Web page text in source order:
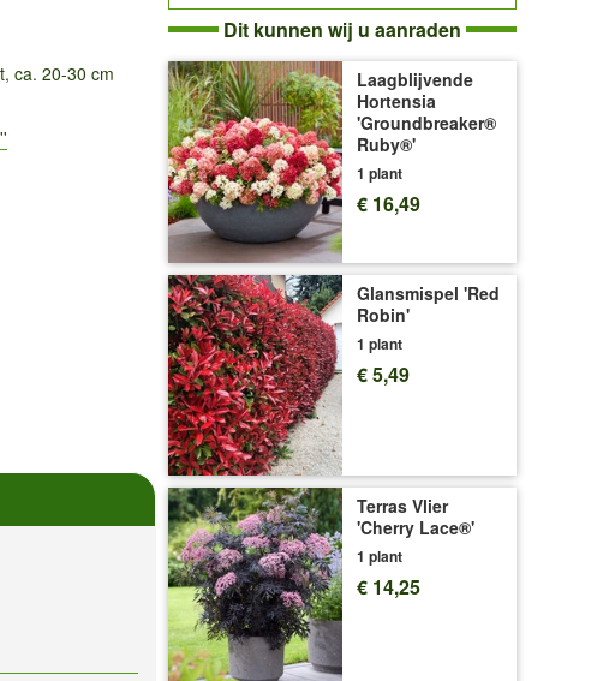
ca. 20-30 cm
Dit kunnen wij u aanraden
Laagblijvende
Hortensia
'Groundbreaker®
Ruby®'
1 plant
€ 16,49
Glansmispel 'Red
Robin'
1 plant
€ 5,49
Terras Vlier
'Cherry Lace®'
1 plant
€ 14,25